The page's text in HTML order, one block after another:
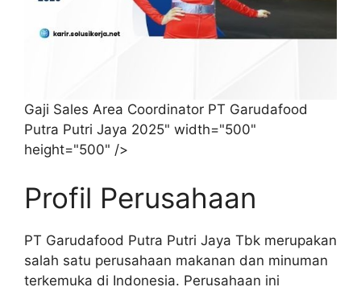
Gaji Sales Area Coordinator PT Garudafood
Putra Putri Jaya 2025" width="500"
height="500" />
Profil Perusahaan
PT Garudafood Putra Putri Jaya Tbk merupakan
salah satu perusahaan makanan dan minuman
terkemuka di Indonesia. Perusahaan ini